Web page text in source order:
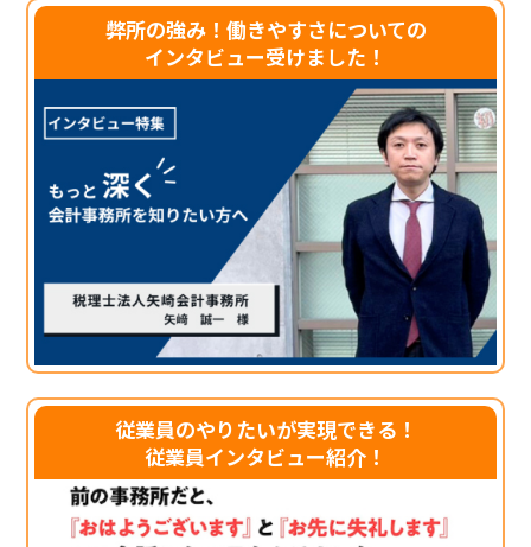
弊所の強み！働きやすさについての
インタビュー受けました！
従業員のやりたいが実現できる！
従業員インタビュー紹介！